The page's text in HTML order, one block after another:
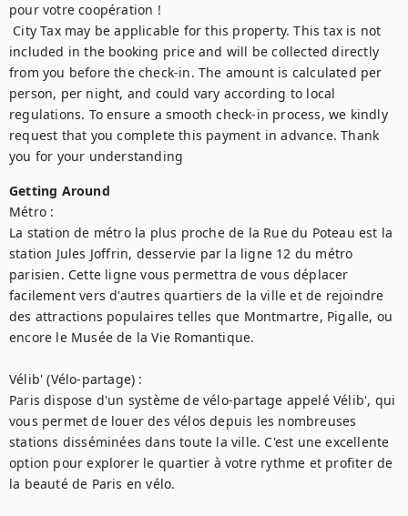
pour votre coopération !
included in the booking price and will be collected directly
from you before the check-in. The amount is calculated per
person, per night, and could vary according to local
regulations. To ensure a smooth check-in process, we kindly
request that you complete this payment in advance. Thank
you for your understanding
Getting Around
Métro :
La station de métro la plus proche de la Rue du Poteau est la
station Jules Joffrin, desservie par la ligne 12 du métro
parisien. Cette ligne vous permettra de vous déplacer
facilement vers d'autres quartiers de la ville et de rejoindre
des attractions populaires telles que Montmartre, Pigalle, ou
encore le Musée de la Vie Romantique.
Vélib' (Vélo-partage) :
Paris dispose d'un système de vélo-partage appelé Vélib', qui
vous permet de louer des vélos depuis les nombreuses
stations disséminées dans toute la ville. C'est une excellente
option pour explorer le quartier à votre rythme et profiter de
la beauté de Paris en vélo.